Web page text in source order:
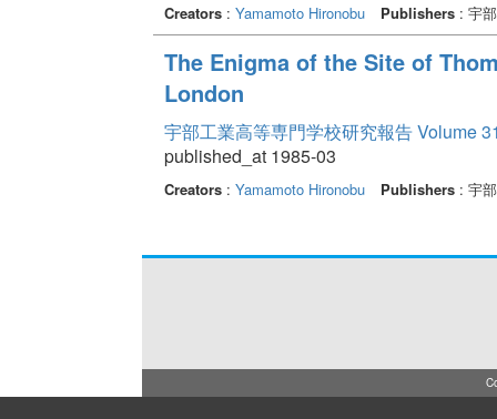
Creators: Yamamoto Hironobu Publishers: 宇部
The Enigma of the Site of
London
宇部工業高等専門学校研究報告 Volume
published_at 1985-03
Creators: Yamamoto Hironobu Publishers: 宇部